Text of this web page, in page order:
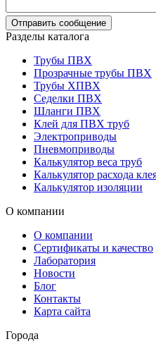
Разделы каталога
Трубы ПВХ
Прозрачные трубы ПВХ
Трубы ХПВХ
Седелки ПВХ
Шланги ПВХ
Клей для ПВХ труб
Электроприводы
Пневмоприводы
Калькулятор веса труб
Калькулятор расхода
Калькулятор изоляции
О компании
О компании
Сертификаты и качество
Лаборатория
Новости
Блог
Контакты
Карта сайта
Города